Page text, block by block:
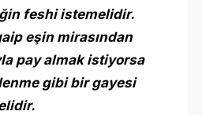
feshi istemelidir.
eşin mirasından
pay almak istiyorsa
gibi bir gayesi